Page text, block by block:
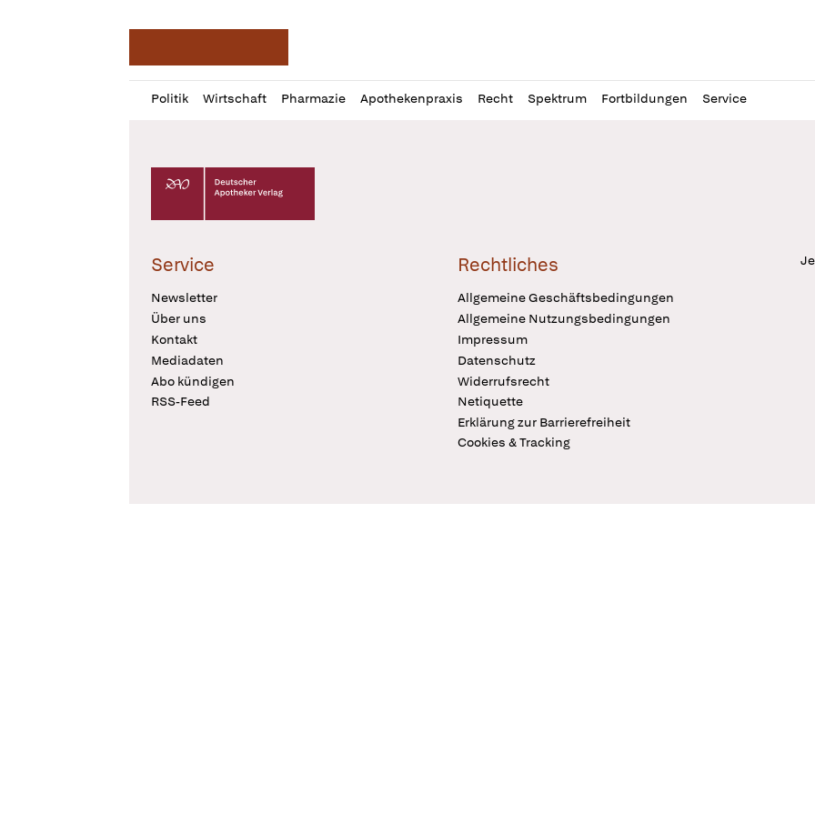
Politik Wirtschaft Pharmazie Apothekenpraxis Recht Spektrum Fortbildungen Service
Profil
öffnen
Daz
Pur
Deutscher Apotheker Verlag Logo
Service
Newsletter
Über uns
Kontakt
Mediadaten
Abo kündigen
RSS-Feed
Rechtliches
Allgemeine Geschäftsbedingungen
Allgemeine Nutzungsbedingungen
Impressum
Datenschutz
Widerrufsrecht
Netiquette
Erklärung zur Barrierefreiheit
Cookies & Tracking